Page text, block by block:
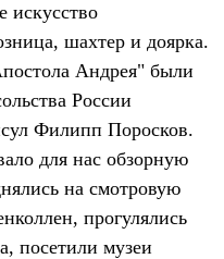
искусство
шахтер и доярка.
Андрея" были
России
Филипп Поросков.
для нас обзорную
на смотровую
прогулялись
посетили музеи